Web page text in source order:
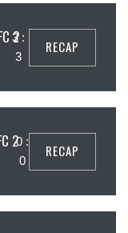
2
3 :
3
RECAP
20 :
0
RECAP